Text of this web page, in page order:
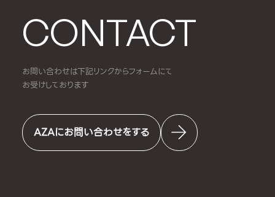
CONTACT
お問い合わせは下記リンクからフォームにて
お受けしております
AZAにお問い合わせをする